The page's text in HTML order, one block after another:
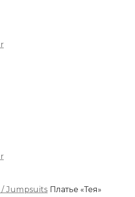
/ Jumpsuits Платье «Тея»